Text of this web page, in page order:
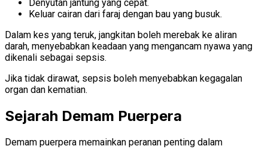
Denyutan jantung yang cepat.
Keluar cairan dari faraj dengan bau yang busuk.
Dalam kes yang teruk, jangkitan boleh merebak ke aliran
darah, menyebabkan keadaan yang mengancam nyawa yang
dikenali sebagai sepsis.
Jika tidak dirawat, sepsis boleh menyebabkan kegagalan
organ dan kematian.
Sejarah Demam Puerpera
Demam puerpera memainkan peranan penting dalam